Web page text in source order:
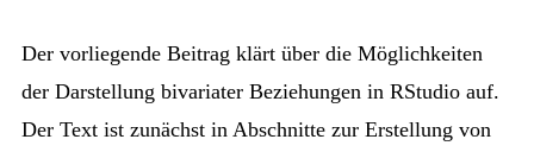
Der vorliegende Beitrag klärt über die Möglichkeiten
der Darstellung bivariater Beziehungen in RStudio auf.
Der Text ist zunächst in Abschnitte zur Erstellung von